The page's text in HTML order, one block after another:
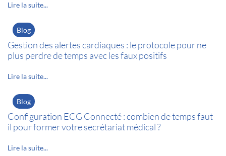
Lire la suite...
Blog
Gestion des alertes cardiaques : le protocole pour ne
plus perdre de temps avec les faux positifs
Lire la suite...
Blog
Configuration ECG Connecté : combien de temps faut-
il pour former votre secrétariat médical ?
Lire la suite...